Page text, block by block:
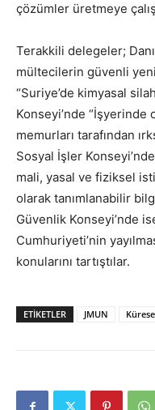
çözümler üretmeye
Terakkili delegeler;
mültecilerin güvenli
“Suriye’de kimyasal
Konseyi’nde “İşyerinde
memurları tarafından
Sosyal İşler
mali, yasal ve fiziksel
olarak tanımlanabilir
Güvenlik Konseyi’nde
Cumhuriyeti’nin
konularını tartıştılar.
ETIKETLER JMUN